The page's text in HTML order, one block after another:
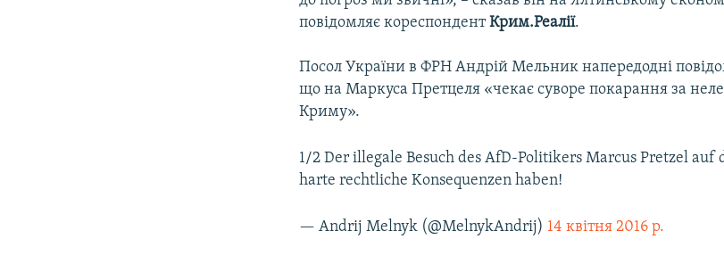
повідомляє кореспондентКрим.Реалії.
Посол України в ФРН Андрій Мельник напередодні
що на Маркуса Претцеля «чекає суворе покарання за
Криму».
1/2 Der illegale Besuch des AfD-Politikers Marcus Pretzel
harte rechtliche Konsequenzen haben!
— Andrij Melnyk (@MelnykAndrij) 14 квітня 2016 р.